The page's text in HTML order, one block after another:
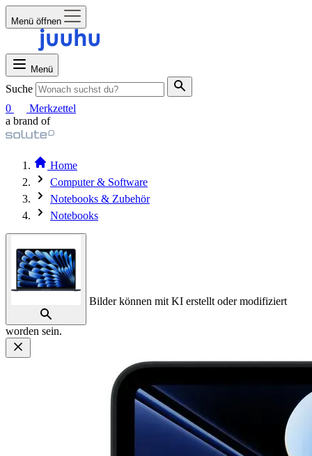
Menü öffnen
Menü
Suche
0
Merkzettel
a brand of
Home
Computer & Software
Notebooks & Zubehör
Notebooks
Bilder können mit KI erstellt oder modifiziert
worden sein.